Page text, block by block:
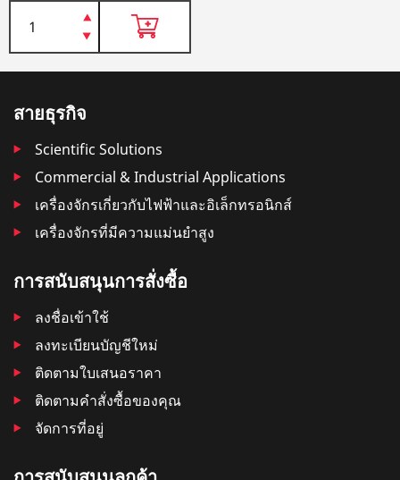
สายธุรกิจ
Scientific Solutions
Commercial & Industrial Applications
เครื่องจักรเกี่ยวกับไฟฟ้าและอิเล็กทรอนิกส์
เครื่องจักรที่มีความแม่นยำสูง
การสนับสนุนการสั่งซื้อ
ลงชื่อเข้าใช้
ลงทะเบียนบัญชีใหม่
ติดตามใบเสนอราคา
ติดตามคําสั่งซื้อของคุณ
จัดการที่อยู่